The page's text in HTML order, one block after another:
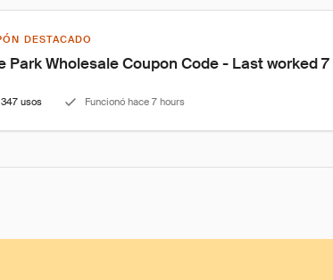
DESTACADO
Park Wholesale Coupon Code - Last worked
347 usos Funcionó hace 7 hours